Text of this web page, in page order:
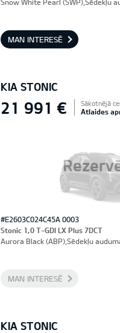
Snow White Pearl (SWP),Sēdekļu
MAN INTERESĒ
KIA STONIC
21 991 € Sākotnējā
Atlaides
#E2603C024C45A 0003
Stonic 1,0 T-GDI LX Plus 7DCT
Aurora Black (ABP),Sēdekļu
MAN INTERESĒ
KIA STONIC